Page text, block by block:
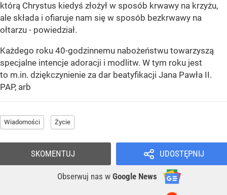
którą Chrystus kiedyś złożył w sposób krwawy na krzyżu,
ale składa i ofiaruje nam się w sposób bezkrwawy na
ołtarzu - powiedział.
Każdego roku 40-godzinnemu nabożeństwu towarzyszą
specjalne intencje adoracji i modlitw. W tym roku jest
to m.in. dziękczynienie za dar beatyfikacji Jana Pawła II.
PAP, arb
Wiadomości Życie
UDOSTĘPNIJ
Obserwuj nas w Google News
SKOMENTUJ